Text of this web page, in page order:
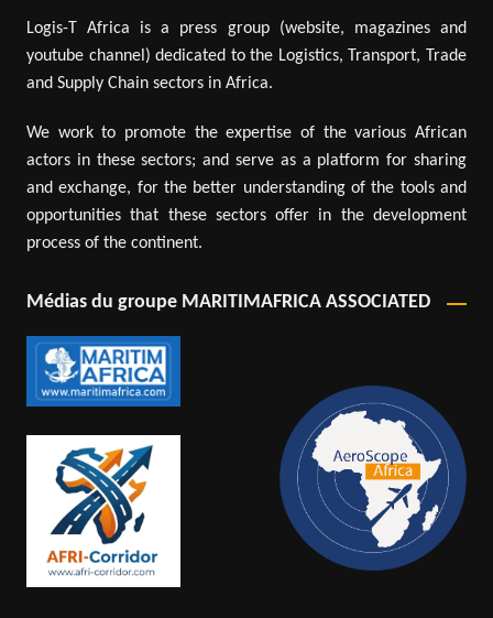
Logis-T Africa is a press group (website, magazines and
youtube channel) dedicated to the Logistics, Transport, Trade
and Supply Chain sectors in Africa.
We work to promote the expertise of the various African
actors in these sectors; and serve as a platform for sharing
and exchange, for the better understanding of the tools and
opportunities that these sectors offer in the development
process of the continent.
Médias du groupe MARITIMAFRICA ASSOCIATED